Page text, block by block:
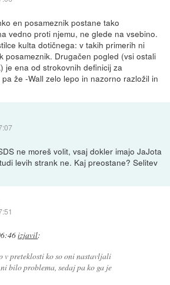
en posameznik postane tako
vedno proti njemu, ne glede na vsebino.
kulta dotičnega: v takih primerih ni
posameznik. Drugačen pogled (vsi ostali
je ena od strokovnih definicij za
že -Wall zelo lepo in nazorno razložil in
ne moreš volit, vsaj dokler imajo JaJota
levih strank ne. Kaj preostane? Selitev
izjavil:
v preteklosti ko so oni nastavljali
bilo problema, sedaj pa ko ga je